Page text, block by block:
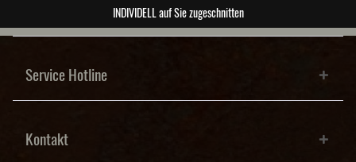
INDIVIDELL auf Sie zugeschnitten
Service Hotline
Kontakt